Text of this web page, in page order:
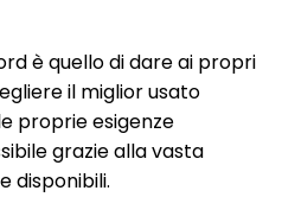
è quello di dare ai propri
il miglior usato
proprie esigenze
grazie alla vasta
disponibili.